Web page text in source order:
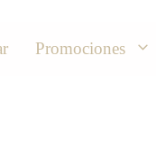
Promociones